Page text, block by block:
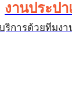
งานประป
ริการด้วยทีมง